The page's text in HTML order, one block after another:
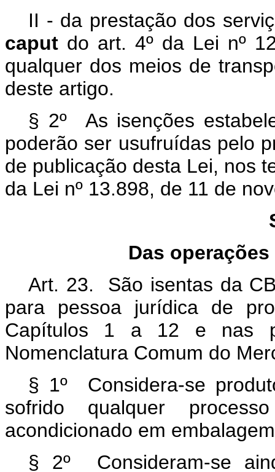
II - da prestação dos
caput do art. 4º da Lei nº
qualquer dos meios de
deste artigo.
§ 2º As isenções
poderão ser usufruídas pelo
de publicação desta Lei, nos
da Lei nº 13.898, de 11 de
Das
Art. 23. São isentas da
para pessoa jurídica de
Capítulos 1 a 12 e nas
Nomenclatura Comum do
§ 1º Considera-se
sofrido qualquer
acondicionado em
§ 2º Consideram-se